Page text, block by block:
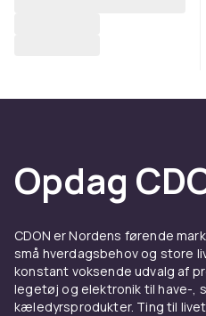
Opdag
CDON er Nordens førende
små hverdagsbehov og store
konstant voksende udvalg af
legetøj og elektronik til have-,
kæledyrsprodukter. Ting til